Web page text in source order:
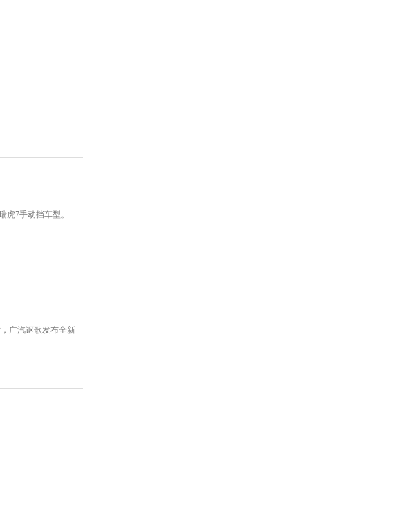
虎7手动挡车型。
广汽讴歌发布全新